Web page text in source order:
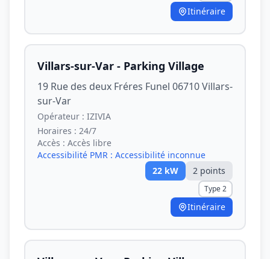
Itinéraire
Villars-sur-Var - Parking Village
19 Rue des deux Fréres Funel 06710 Villars-
sur-Var
Opérateur : IZIVIA
Horaires : 24/7
Accès : Accès libre
Accessibilité PMR : Accessibilité inconnue
22 kW 2 points
Type 2
Itinéraire